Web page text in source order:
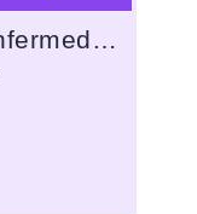
Prevención y Atención de Enfermedades Obstétricas - Tercer trimestre